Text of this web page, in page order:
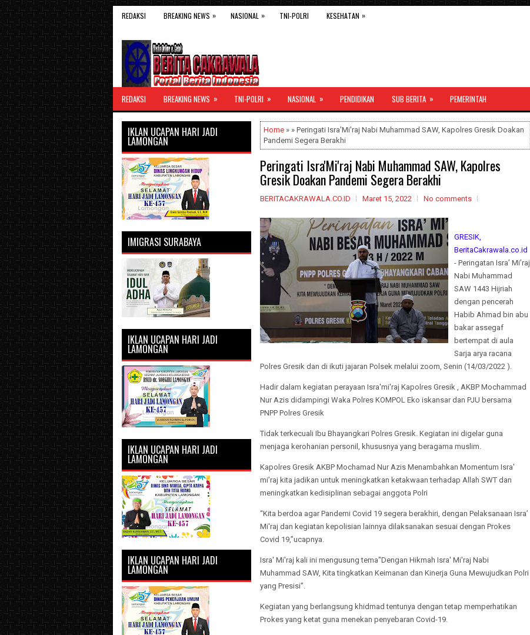
REDAKSI BREAKING NEWS » NASIONAL » TNI-POLRI KESEHATAN »
REDAKSI BREAKING NEWS » TNI-POLRI » NASIONAL » PENDIDIKAN SUB BERITA » PEMERINTAH
Home » » Peringati Isra'Mi'raj Nabi Muhammad SAW, Kapolres Gresik Doakan
Pandemi Segera Berakhi
Peringati Isra'Mi'raj Nabi Muhammad SAW, Kapolres
Gresik Doakan Pandemi Segera Berakhi
BERITACAKRAWALA.CO.ID Maret 15, 2022 No comments
GRESIK,
BeritaCakrawala.co.id
- Peringatan Isra’ Mi’raj
Nabi Muhammad
SAW 1443 Hijriah
dengan pencerah
Habib Ahmad bin abu
bakar assegaf
bertempat di aula
Sarja arya racana
Polres Gresik dan di ikuti jajaran Polsek melalui zoom, Senin (14/03/2022 ).
Hadir dalam kegiatan perayaan Isra'mi'raj Kapolres Gresik , AKBP Mochammad
Nur Azis didampingi Waka Polres KOMPOL Eko iskansar dan PJU bersama
PNPP Polres Gresik
Tidak terkecuali Ibu Bhayangkari Polres Gresik. Kegiatan ini digelar guna
menjaga kerohanian personil, khususnya yang beragama muslim.
Kapolres Gresik AKBP Mochamad Nur Azis Menambahkan Momentum Isra'
mi’raj kita jadikan untuk meningkatkan ketakwaan terhadap Allah SWT dan
meningkatkan kedisiplinan sebagai anggota Polri
“Kita berdoa agar Pandemi Covid 19 segera berakhiri, dengan Pelaksanaan Isra’
Mi'raj dan kegiatan kepolisian lainnya dilaksanakan sesuai dengan Prokes
Covid 19,”ucapnya.
Isra' Mi'raj kali ini mengusung tema"Dengan Hikmah Isra' Mi'raj Nabi
Muhammad SAW, Kita tingkatkan Keimanan dan Kinerja Guna Mewujudkan Polri
yang Presisi".
Kegiatan yang berlangsung khidmad tentunya dengan tetap memperhatikan
Prokes yang ketat guna menekan penyebaran Covid-19.
IKLAN UCAPAN HARI JADI
LAMONGAN
IMIGRASI SURABAYA
IKLAN UCAPAN HARI JADI
LAMONGAN
IKLAN UCAPAN HARI JADI
LAMONGAN
IKLAN UCAPAN HARI JADI
LAMONGAN